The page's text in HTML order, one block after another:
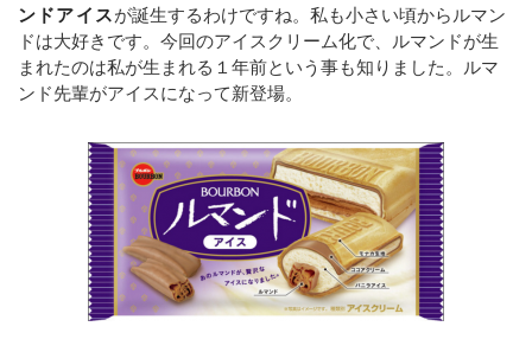
ンドアイスが誕生するわけですね。私も小さい頃からルマン
ドは大好きです。今回のアイスクリーム化で、ルマンドが生
まれたのは私が生まれる１年前という事も知りました。ルマ
ンド先輩がアイスになって新登場。